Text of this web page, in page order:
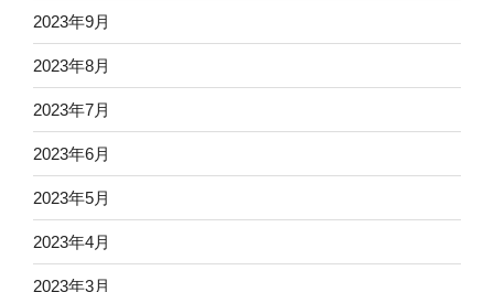
2023年9月
2023年8月
2023年7月
2023年6月
2023年5月
2023年4月
2023年3月